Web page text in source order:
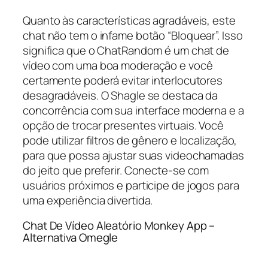
Quanto às características agradáveis, este
chat não tem o infame botão “Bloquear”. Isso
significa que o ChatRandom é um chat de
vídeo com uma boa moderação e você
certamente poderá evitar interlocutores
desagradáveis. O Shagle se destaca da
concorrência com sua interface moderna e a
opção de trocar presentes virtuais. Você
pode utilizar filtros de gênero e localização,
para que possa ajustar suas videochamadas
do jeito que preferir. Conecte-se com
usuários próximos e participe de jogos para
uma experiência divertida.
Chat De Vídeo Aleatório Monkey App –
Alternativa Omegle